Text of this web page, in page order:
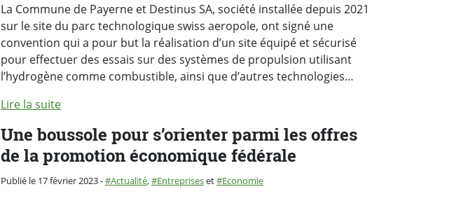
La Commune de Payerne et Destinus SA, société installée depuis 2021
sur le site du parc technologique swiss aeropole, ont signé une
convention qui a pour but la réalisation d’un site équipé et sécurisé
pour effectuer des essais sur des systèmes de propulsion utilisant
l’hydrogène comme combustible, ainsi que d’autres technologies…
Lire la suite
Une boussole pour s’orienter parmi les offres
de la promotion économique fédérale
Publié le 17 février 2023-Catégorie :
Actualité, Entrepriseset Economie